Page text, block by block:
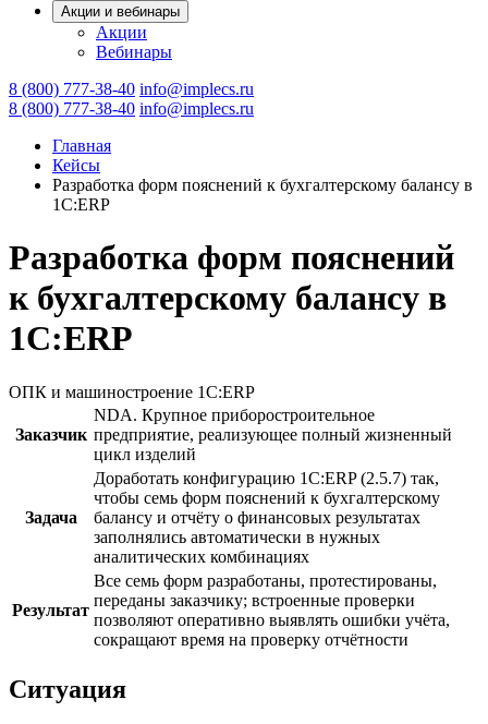
Акции и вебинары
Акции
Вебинары
8 (800) 777-38-40 info@implecs.ru
8 (800) 777-38-40 info@implecs.ru
Главная
Кейсы
Разработка форм пояснений к бухгалтерскому балансу в
1С:ERP
Разработка форм пояснений
к бухгалтерскому балансу в
1С:ERP
ОПК и машиностроение 1С:ERP
Заказчик
NDA. Крупное приборостроительное
предприятие, реализующее полный жизненный
цикл изделий
Задача
Доработать конфигурацию 1С:ERP (2.5.7) так,
чтобы семь форм пояснений к бухгалтерскому
балансу и отчёту о финансовых результатах
заполнялись автоматически в нужных
аналитических комбинациях
Результат
Все семь форм разработаны, протестированы,
переданы заказчику; встроенные проверки
позволяют оперативно выявлять ошибки учёта,
сокращают время на проверку отчётности
Ситуация